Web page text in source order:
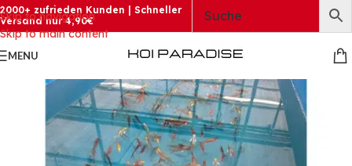
Skip to navigation
Skip to main content
2000+ zufrieden Kunden | Schneller
Versand nur 4,90€
MENU